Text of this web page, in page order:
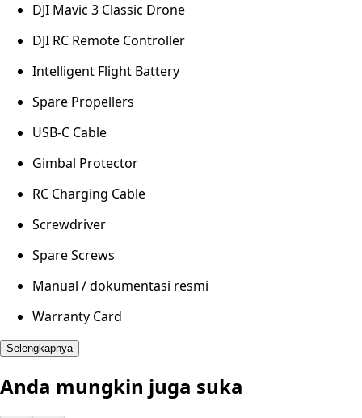
DJI Mavic 3 Classic Drone
DJI RC Remote Controller
Intelligent Flight Battery
Spare Propellers
USB-C Cable
Gimbal Protector
RC Charging Cable
Screwdriver
Spare Screws
Manual / dokumentasi resmi
Warranty Card
Selengkapnya
Anda mungkin juga suka